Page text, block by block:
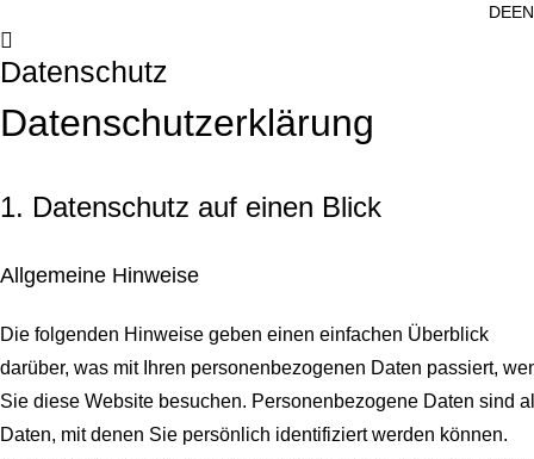
DEEN
Datenschutz
Datenschutz­erklärung
1. Datenschutz auf einen Blick
Allgemeine Hinweise
Die folgenden Hinweise geben einen einfachen Überblick
darüber, was mit Ihren personenbezogenen Daten passiert,
Sie diese Website besuchen. Personenbezogene Daten sind
Daten, mit denen Sie persönlich identifiziert werden können.